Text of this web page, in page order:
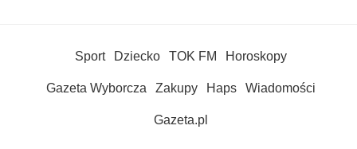
Sport Dziecko TOK FM Horoskopy
Gazeta Wyborcza Zakupy Haps Wiadomości
Gazeta.pl